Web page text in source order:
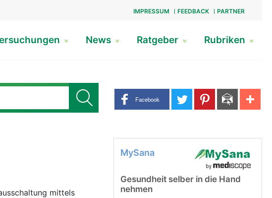
IMPRESSUM FEEDBACK PARTNER
News Ratgeber Rubriken
Share buttons
Facebook
mittels
MySana
Gesundheit selber in die Hand
nehmen